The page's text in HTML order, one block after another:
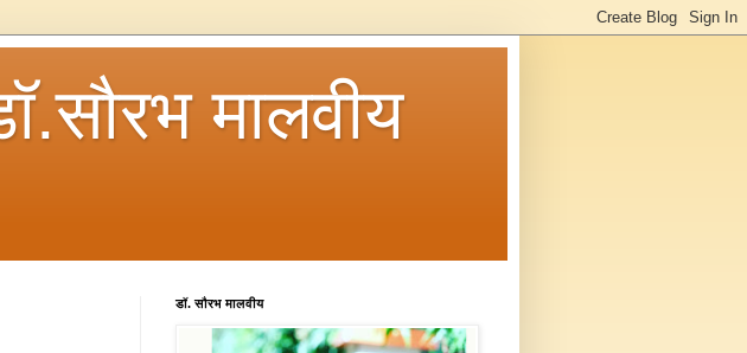
मालवीय
डॉ. सौरभ मालवीय